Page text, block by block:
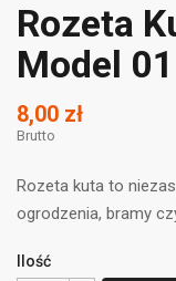
Rozeta
Model
8,00 zł
Brutto
Rozeta kuta to
ogrodzenia, bramy
Ilość